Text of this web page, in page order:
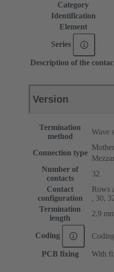
Category
Identification
Element
Series
Description of the
Version
Termination
method
Wave
Connection type
Number of
contacts
32
Contact
configuration
Rows
, 30,
Termination
length
2.9
Coding
PCB fixing With